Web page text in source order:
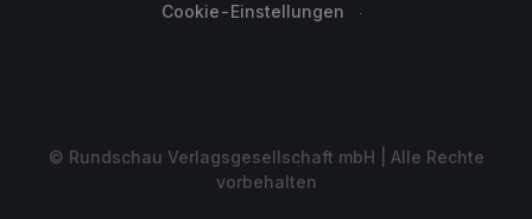
Cookie-Einstellungen
© Rundschau Verlagsgesellschaft mbH | Alle Rechte
vorbehalten